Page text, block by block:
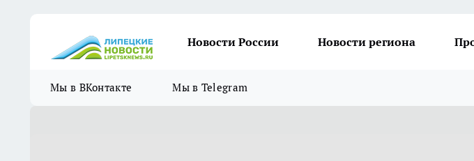
Новости России Новости региона
Мы в ВКонтакте Мы в Telegram